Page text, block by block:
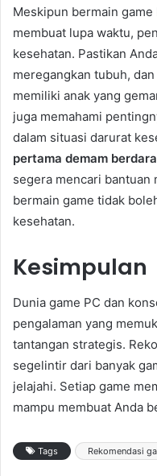
Meskipun bermain
membuat lupa waktu,
kesehatan. Pastikan
meregangkan tubuh,
memiliki anak yang
juga memahami
dalam situasi darurat
pertama demam
segera mencari bantuan
bermain game tidak
kesehatan.
Kesimpulan
Dunia game PC dan
pengalaman yang
tantangan strategis.
segelintir dari banyak
jelajahi. Setiap game
mampu membuat Anda
Tags Rekomendasi